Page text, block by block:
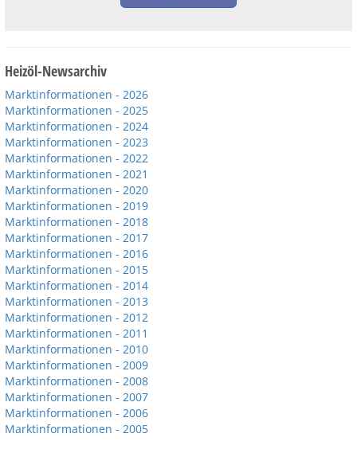
Heizöl-Newsarchiv
Marktinformationen - 2026
Marktinformationen - 2025
Marktinformationen - 2024
Marktinformationen - 2023
Marktinformationen - 2022
Marktinformationen - 2021
Marktinformationen - 2020
Marktinformationen - 2019
Marktinformationen - 2018
Marktinformationen - 2017
Marktinformationen - 2016
Marktinformationen - 2015
Marktinformationen - 2014
Marktinformationen - 2013
Marktinformationen - 2012
Marktinformationen - 2011
Marktinformationen - 2010
Marktinformationen - 2009
Marktinformationen - 2008
Marktinformationen - 2007
Marktinformationen - 2006
Marktinformationen - 2005